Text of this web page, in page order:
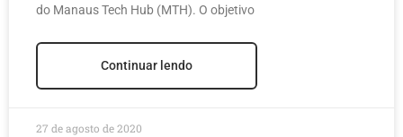
do Manaus Tech Hub (MTH). O objetivo
Continuar lendo
27 de agosto de 2020